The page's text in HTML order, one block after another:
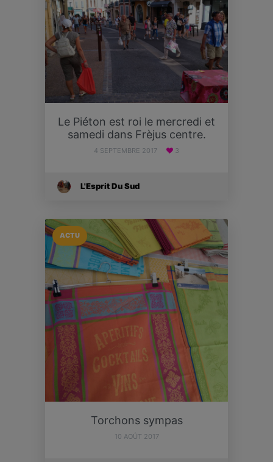
Le Piéton est roi le mercredi et
samedi dans Frèjus centre.
4 SEPTEMBRE 2017 3
L'Esprit Du Sud
ACTU
Torchons sympas
10 AOÛT 2017